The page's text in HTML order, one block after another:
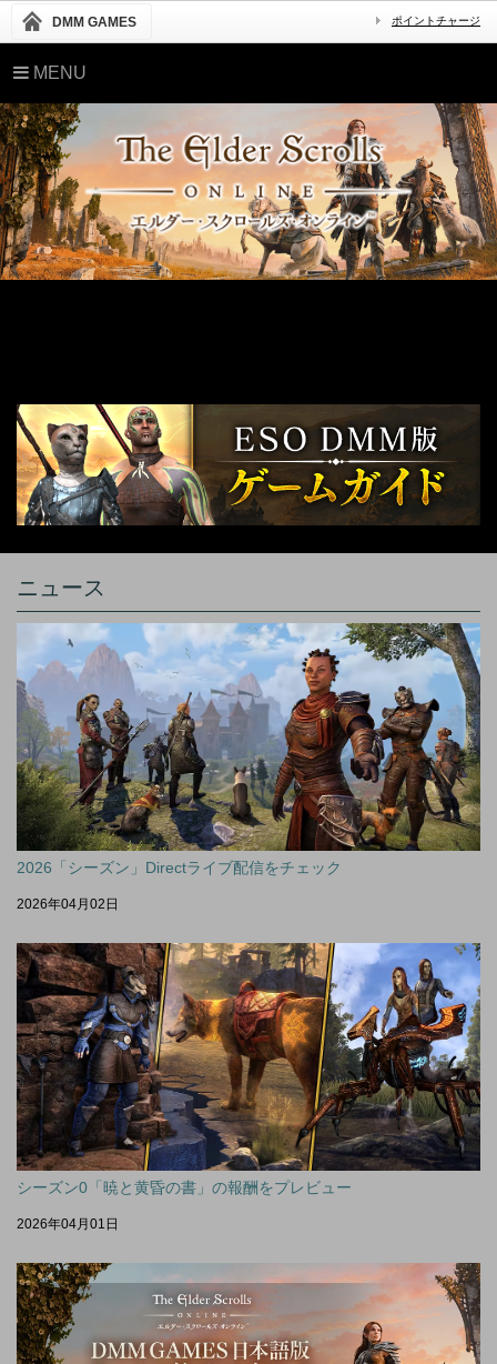
DMM GAMES ポイントチャージ
MENU
ニュース
2026「シーズン」Directライブ配信をチェック
2026年04月02日
シーズン0「暁と黄昏の書」の報酬をプレビュー
2026年04月01日